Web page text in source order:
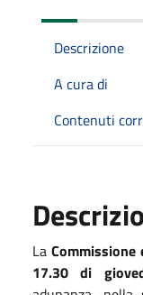
Descrizione
A cura di
Contenuti
La
17.30 di